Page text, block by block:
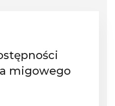
migowego